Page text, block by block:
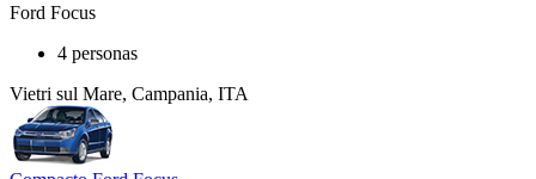
Ford Focus
4 personas
Vietri sul Mare, Campania, ITA